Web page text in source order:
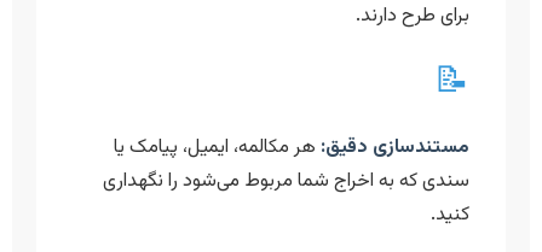
برای طرح دارند.
📝
مستندسازی دقیق: هر مکالمه، ایمیل، پیامک یا
سندی که به اخراج شما مربوط می‌شود را نگهداری
کنید.